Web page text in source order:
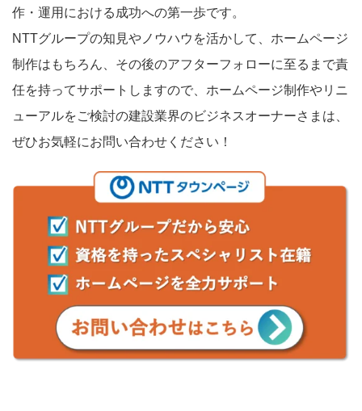
作・運用における成功への第一歩です。
NTTグループの知見やノウハウを活かして、ホームページ
制作はもちろん、その後のアフターフォローに至るまで責
任を持ってサポートしますので、ホームページ制作やリニ
ューアルをご検討の建設業界のビジネスオーナーさまは、
ぜひお気軽にお問い合わせください！